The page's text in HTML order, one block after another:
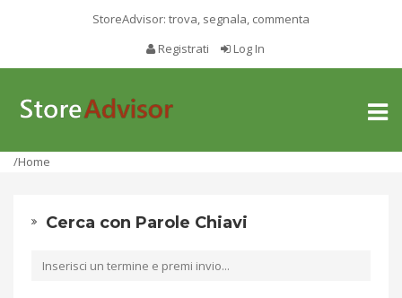
StoreAdvisor: trova, segnala, commenta
Registrati
Log In
Toggle
/Home
Cerca con Parole Chiavi